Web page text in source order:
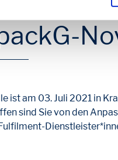
ist am 03. Juli 2021 in
sind Sie von den